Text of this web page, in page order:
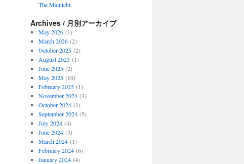
The Mainichi
Archives / 月別アーカイブ
May 2026(1)
March 2026(2)
October 2025(2)
August 2025(1)
June 2025(2)
May 2025(10)
February 2025(1)
November 2024(3)
October 2024(1)
September 2024(5)
July 2024(4)
June 2024(3)
March 2024(1)
February 2024(6)
January 2024(4)